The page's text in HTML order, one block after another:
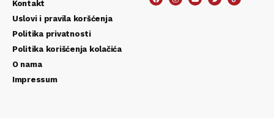
Kontakt
Uslovi i pravila koršćenja
Politika privatnosti
Politika korišćenja kolačića
O nama
Impressum